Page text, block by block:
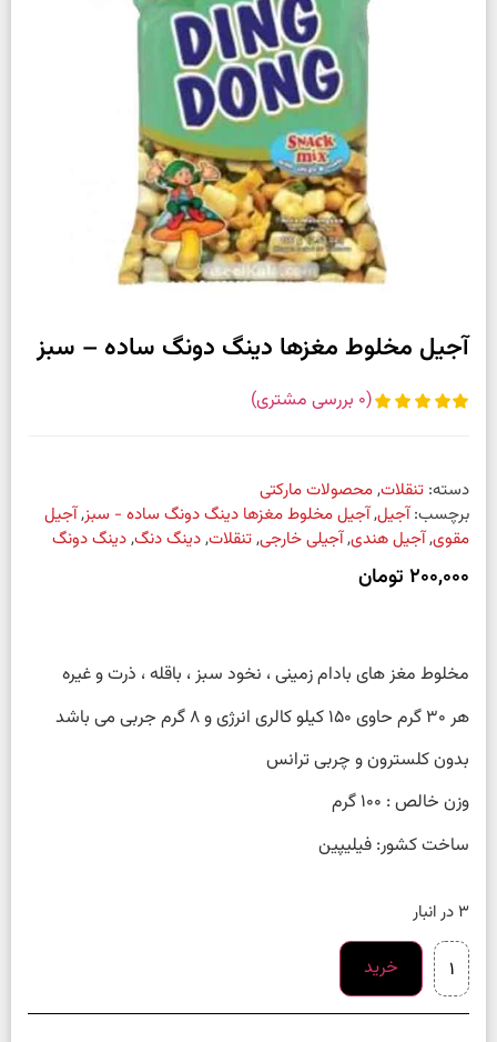
آجیل مخلوط مغزها دینگ دونگ ساده – سبز
(
0 بررسی مشتری)
دسته: تنقلات,محصولات مارکتی
برچسب:آجیل,آجیل مخلوط مغزها دینگ دونگ ساده - سبز,آجیل
مقوی,آجیل هندی,آجیلی خارجی,تنقلات,دینگ دنگ,دینگ دونگ
200,000 تومان
مخلوط مغز های بادام زمینی ، نخود سبز ، باقله ، ذرت و غیره
هر 30 گرم حاوی 150 کیلو کالری انرژی و 8 گرم جربی می باشد
بدون کلسترون و چربی ترانس
وزن خالص : 100 گرم
ساخت کشور: فیلیپین
3 در انبار
خرید